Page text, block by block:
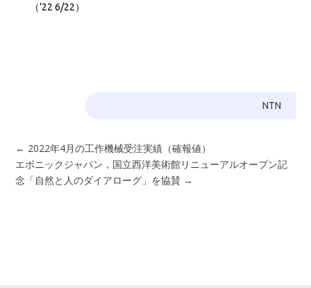
（’22 6/22）
NTN
← 2022年4月の工作機械受注実績（確報値）
エボニックジャパン，国立西洋美術館リニューアルオープン記
念「自然と人のダイアローグ」を協賛 →